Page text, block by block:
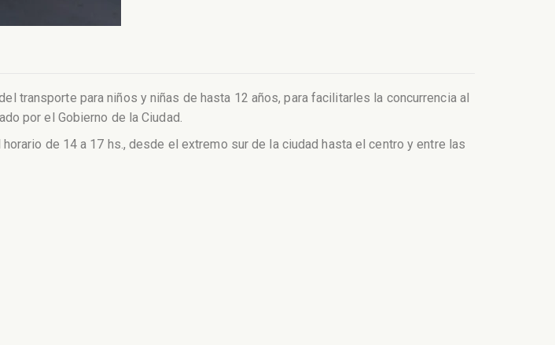
transporte para niños y niñas de hasta 12 años, para facilitarles la concurrencia al
por el Gobierno de la Ciudad.
de 14 a 17 hs., desde el extremo sur de la ciudad hasta el centro y entre las